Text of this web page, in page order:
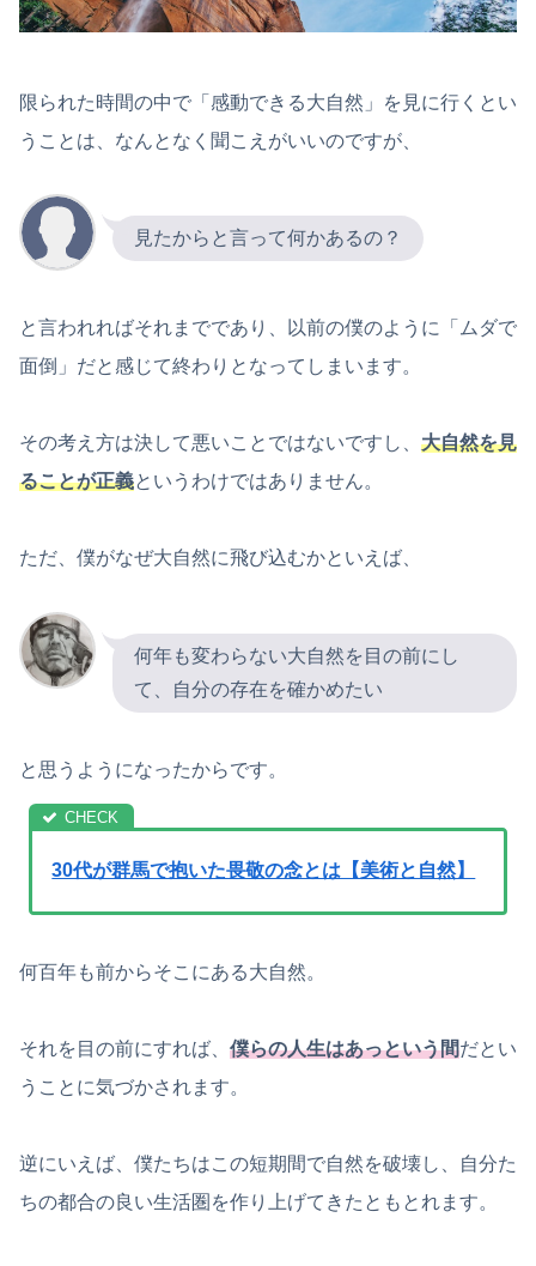
限られた時間の中で「感動できる大自然」を見に行くとい
うことは、なんとなく聞こえがいいのですが、
見たからと言って何かあるの？
と言われればそれまでであり、以前の僕のように「ムダで
面倒」だと感じて終わりとなってしまいます。
その考え方は決して悪いことではないですし、 大自然を見
ることが正義というわけではありません。
ただ、僕がなぜ大自然に飛び込むかといえば、
何年も変わらない大自然を目の前にし
て、自分の存在を確かめたい
と思うようになったからです。
30代が群馬で抱いた畏敬の念とは【美術と自然】
何百年も前からそこにある大自然。
それを目の前にすれば、 僕らの人生はあっという間だとい
うことに気づかされます。
逆にいえば、僕たちはこの短期間で自然を破壊し、自分た
ちの都合の良い生活圏を作り上げてきたともとれます。